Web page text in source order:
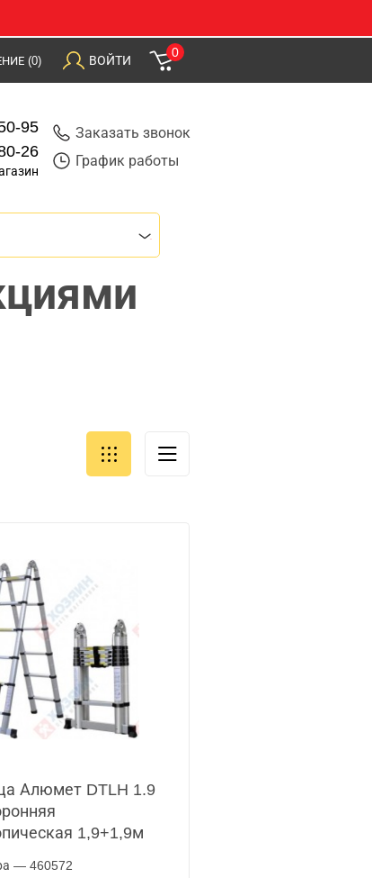
(0) ВОЙТИ
0
95
26
Заказать звонок
График работы
Алюмет DTLH 1.9
1,9+1,9м
— 460572